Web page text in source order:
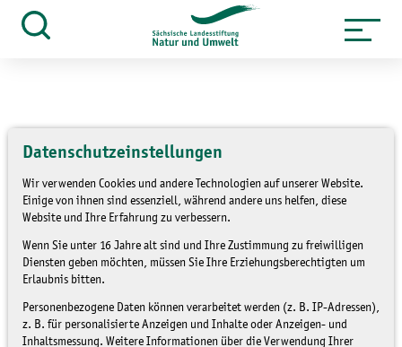
Datenschutzeinstellungen
Wir verwenden Cookies und andere Technologien auf unserer Website.
Einige von ihnen sind essenziell, während andere uns helfen, diese
Website und Ihre Erfahrung zu verbessern.
Wenn Sie unter 16 Jahre alt sind und Ihre Zustimmung zu freiwilligen
Diensten geben möchten, müssen Sie Ihre Erziehungsberechtigten um
Erlaubnis bitten.
Personenbezogene Daten können verarbeitet werden (z. B. IP-Adressen),
z. B. für personalisierte Anzeigen und Inhalte oder Anzeigen- und
Inhaltsmessung. Weitere Informationen über die Verwendung Ihrer
Zum
Inhalt
Themen » Umweltbildung
Rückblick: Finanziell
unterstützte Maßnahmen
der Umweltbildung 2023
UMWELTBILDUNG